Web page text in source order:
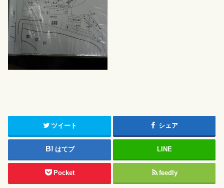
ツイート シェア
はてブ LINE
Pocket feedly